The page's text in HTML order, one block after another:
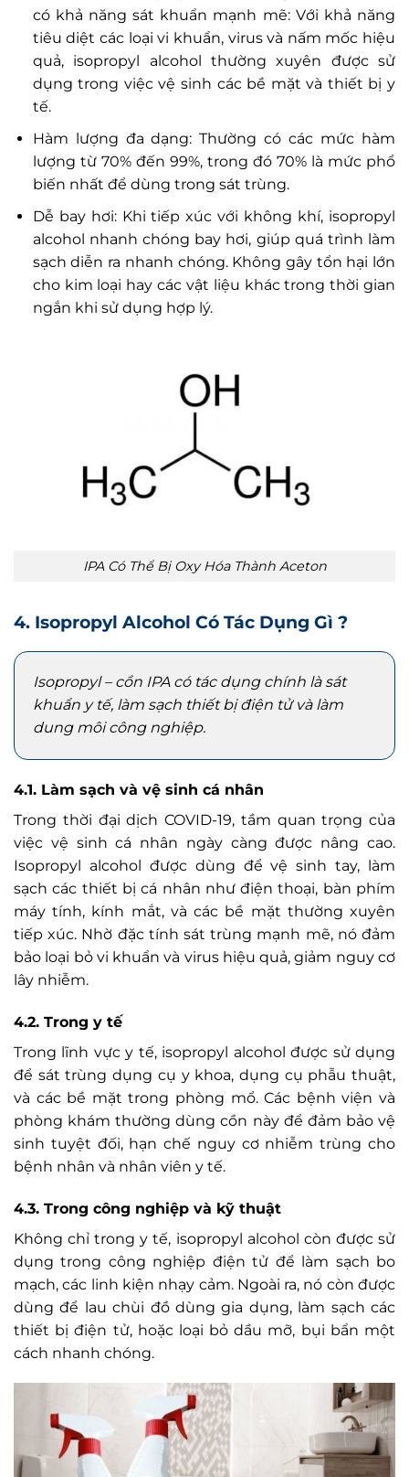
có khả năng sát khuẩn mạnh mẽ: Với khả năng
tiêu diệt các loại vi khuẩn, virus và nấm mốc hiệu
quả, isopropyl alcohol thường xuyên được sử
dụng trong việc vệ sinh các bề mặt và thiết bị y
tế.
Hàm lượng đa dạng: Thường có các mức hàm
lượng từ 70% đến 99%, trong đó 70% là mức phổ
biến nhất để dùng trong sát trùng.
Dễ bay hơi: Khi tiếp xúc với không khí, isopropyl
alcohol nhanh chóng bay hơi, giúp quá trình làm
sạch diễn ra nhanh chóng. Không gây tổn hại lớn
cho kim loại hay các vật liệu khác trong thời gian
ngắn khi sử dụng hợp lý.
IPA Có Thể Bị Oxy Hóa Thành Aceton
4. Isopropyl Alcohol Có Tác Dụng Gì ?
Isopropyl – cồn IPA có tác dụng chính là sát
khuẩn y tế, làm sạch thiết bị điện tử và làm
dung môi công nghiệp.
4.1. Làm sạch và vệ sinh cá nhân
Trong thời đại dịch COVID-19, tầm quan trọng của
việc vệ sinh cá nhân ngày càng được nâng cao.
Isopropyl alcohol được dùng để vệ sinh tay, làm
sạch các thiết bị cá nhân như điện thoại, bàn phím
máy tính, kính mắt, và các bề mặt thường xuyên
tiếp xúc. Nhờ đặc tính sát trùng mạnh mẽ, nó đảm
bảo loại bỏ vi khuẩn và virus hiệu quả, giảm nguy cơ
lây nhiễm.
4.2. Trong y tế
Trong lĩnh vực y tế, isopropyl alcohol được sử dụng
để sát trùng dụng cụ y khoa, dụng cụ phẫu thuật,
và các bề mặt trong phòng mổ. Các bệnh viện và
phòng khám thường dùng cồn này để đảm bảo vệ
sinh tuyệt đối, hạn chế nguy cơ nhiễm trùng cho
bệnh nhân và nhân viên y tế.
4.3. Trong công nghiệp và kỹ thuật
Không chỉ trong y tế, isopropyl alcohol còn được sử
dụng trong công nghiệp điện tử để làm sạch bo
mạch, các linh kiện nhạy cảm. Ngoài ra, nó còn được
dùng để lau chùi đồ dùng gia dụng, làm sạch các
thiết bị điện tử, hoặc loại bỏ dầu mỡ, bụi bẩn một
cách nhanh chóng.